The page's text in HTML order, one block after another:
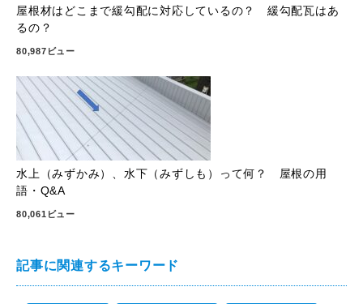
屋根材はどこまで緩勾配に対応しているの？ 緩勾配瓦はあ
るの？
80,987ビュー
水上（みずかみ）、水下（みずしも）って何？ 屋根の用
語・Q&A
80,061ビュー
記事に関連するキーワード